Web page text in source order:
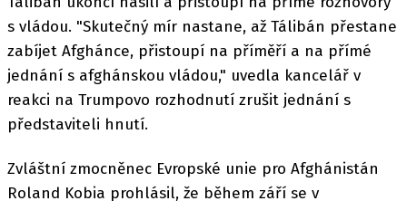
s vládou. "Skutečný mír nastane, až Tálibán přestane
zabíjet Afghánce, přistoupí na příměří a na přímé
jednání s afghánskou vládou," uvedla kancelář v
reakci na Trumpovo rozhodnutí zrušit jednání s
představiteli hnutí.
Zvláštní zmocněnec Evropské unie pro Afghánistán
Roland Kobia prohlásil, že během září se v